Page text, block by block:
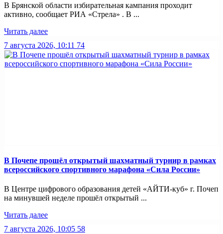
В Брянской области избирательная кампания проходит
активно, сообщает РИА «Стрела» . В ...
Читать далее
7 августа 2026, 10:11 74
В Почепе прошёл открытый шахматный турнир в рамках
всероссийского спортивного марафона «Сила России»
В Центре цифрового образования детей «АЙТИ-куб» г. Почеп
на минувшей неделе прошёл открытый ...
Читать далее
7 августа 2026, 10:05 58